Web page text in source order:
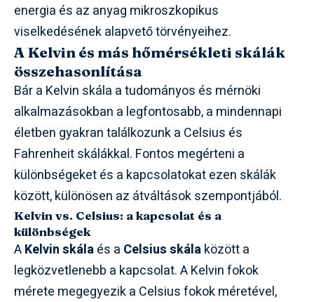
energia és az anyag mikroszkopikus
viselkedésének alapvető törvényeihez.
A Kelvin és más hőmérsékleti skálák
összehasonlítása
Bár a Kelvin skála a tudományos és mérnöki
alkalmazásokban a legfontosabb, a mindennapi
életben gyakran találkozunk a Celsius és
Fahrenheit skálákkal. Fontos megérteni a
különbségeket és a kapcsolatokat ezen skálák
között, különösen az átváltások szempontjából.
Kelvin vs. Celsius: a kapcsolat és a
különbségek
AKelvin skálaés a Celsius skálaközött a
legközvetlenebb a kapcsolat. A Kelvin fokok
mérete megegyezik a Celsius fokok méretével,